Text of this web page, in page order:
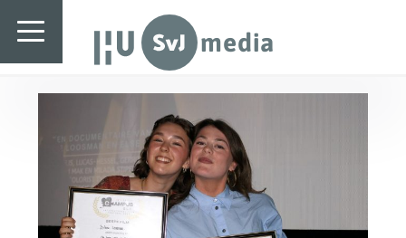
SvJ media
Auteur: Wessel In den Bosch
SvJ media
Landelijk
Regionaal
Specials & International
In de praktijk